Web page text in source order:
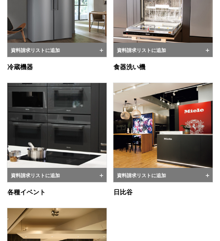
資料請求リストに追加
冷蔵機器
資料請求リストに追加
食器洗い機
資料請求リストに追加
各種イベント
資料請求リストに追加
日比谷